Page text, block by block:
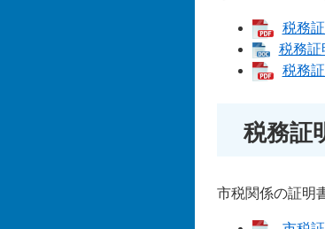
税務
税務証
税務
税務証
市税関係の証明